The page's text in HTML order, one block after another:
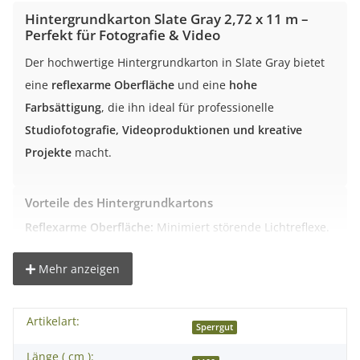
Hintergrundkarton Slate Gray 2,72 x 11 m –
Perfekt für Fotografie & Video
Der hochwertige Hintergrundkarton in Slate Gray bietet
eine reflexarme Oberfläche und eine hohe
Farbsättigung, die ihn ideal für professionelle
Studiofotografie, Videoproduktionen und kreative
Projekte macht.
Vorteile des Hintergrundkartons
Reflexarme Oberfläche: Minimiert störende Lichtreflexe.
Kräftige, satte Farbe:
Aufnahmen.
Geeignet für Studio, Video,
Mehr anzeigen
Artikelart: Sperrgut
Länge ( cm ):